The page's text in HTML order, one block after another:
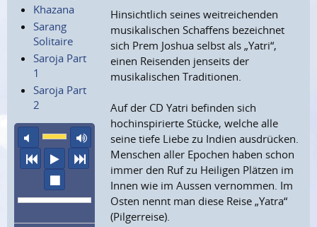
Khazana
Sarang
Solitaire
Saroja Part
1
Saroja Part
2
Ton aus
maximale Laustärke
vorheriger Titel
Abspielennächster Titel
Wiedergabe stoppen
Hinsichtlich seines weitreichenden
musikalischen Schaffens bezeichnet
sich Prem Joshua selbst als „Yatri“,
einen Reisenden jenseits der
musikalischen Traditionen.
Auf der CD Yatri befinden sich
hochinspirierte Stücke, welche alle
seine tiefe Liebe zu Indien ausdrücken.
Menschen aller Epochen haben schon
immer den Ruf zu Heiligen Plätzen im
Innen wie im Aussen vernommen. Im
Osten nennt man diese Reise „Yatra“
(Pilgerreise).